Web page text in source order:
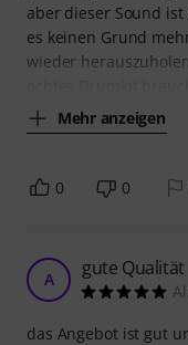
aber dieser Sound
es keinen Grund
wieder
Mehr anzeigen
0 0
A gute Qualität
das Angebot ist gut